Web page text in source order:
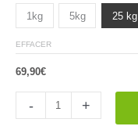
1kg 5kg 25 kg
EFFACER
69,90€
- +